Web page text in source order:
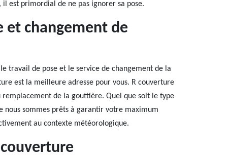
est primordial de ne pas ignorer sa pose.
et changement de
travail de pose et le service de changement de la
est la meilleure adresse pour vous. R couverture
de la gouttière. Quel que soit le type
nous sommes prêts à garantir votre maximum
au contexte météorologique.